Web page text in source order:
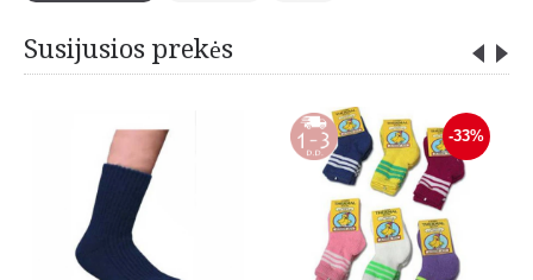
Susijusios prekės
-33% -33%